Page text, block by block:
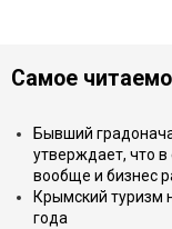
Самое
Бывший
утверждает, что
вообще и бизнес
Крымский туризм
года